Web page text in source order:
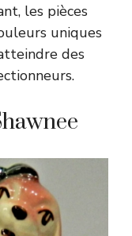
les pièces
uniques
des